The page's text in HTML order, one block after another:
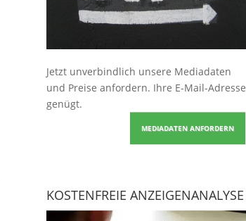
Jetzt unverbindlich unsere Mediadaten
und Preise anfordern. Ihre E-Mail-Adresse
genügt.
MEDIADATEN ANFORDERN
KOSTENFREIE ANZEIGENANALYSE